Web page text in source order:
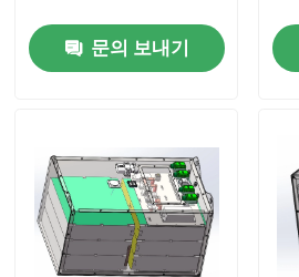
인용문을 요구하세요
요트 리튬 배터리
에너지 저장 리튬 배터리
문의 보내기